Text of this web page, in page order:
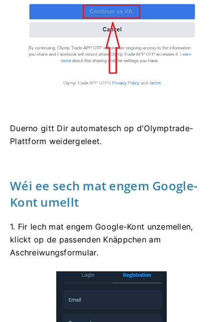
Duerno gitt Dir automatesch op d'Olymptrade-
Plattform weidergeleet.
Wéi ee sech mat engem Google-
Kont umellt
1. Fir Iech mat engem Google-Kont unzemellen,
klickt op de passenden Knäppchen am
Aschreiwungsformular.